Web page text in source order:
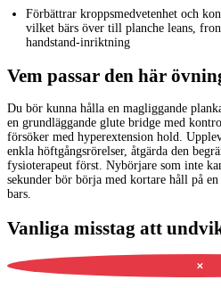
Förbättrar kroppsmedvetenhet och
vilket bärs över till planche leans,
handstand-inriktning
Vem passar den här
Du bör kunna hålla en magliggande
en grundläggande glute bridge med
försöker med hyperextension hold.
enkla höftgångsrörelser, åtgärda den
fysioterapeut först. Nybörjare som inte
sekunder bör börja med kortare håll på
bars.
Vanliga misstag att
✕